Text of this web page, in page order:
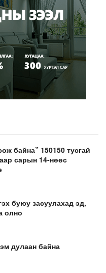
байна” 150150 тусгай
сарын 14-нөөс
буюу засуулахад эд,
олно
дулаан байна